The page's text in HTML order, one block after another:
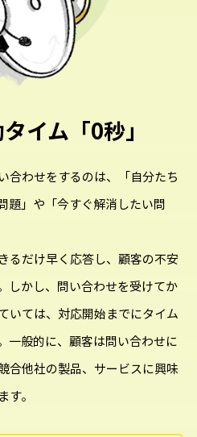
イム「0秒」
合わせをするのは、「自分たち
題」や「今すぐ解消したい問
るだけ早く応答し、顧客の不安
しかし、問い合わせを受けてか
いては、対応開始までにタイム
一般的に、顧客は問い合わせに
合他社の製品、サービスに興味
。